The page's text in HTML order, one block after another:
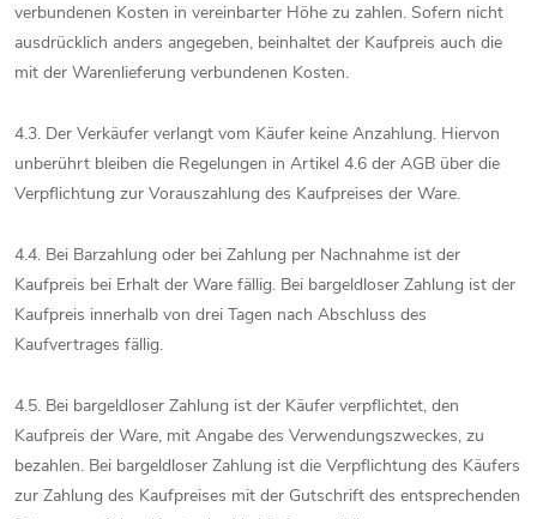
verbundenen Kosten in vereinbarter Höhe zu zahlen. Sofern nicht
ausdrücklich anders angegeben, beinhaltet der Kaufpreis auch die
mit der Warenlieferung verbundenen Kosten.
4.3. Der Verkäufer verlangt vom Käufer keine Anzahlung. Hiervon
unberührt bleiben die Regelungen in Artikel 4.6 der AGB über die
Verpflichtung zur Vorauszahlung des Kaufpreises der Ware.
4.4. Bei Barzahlung oder bei Zahlung per Nachnahme ist der
Kaufpreis bei Erhalt der Ware fällig. Bei bargeldloser Zahlung ist der
Kaufpreis innerhalb von drei Tagen nach Abschluss des
Kaufvertrages fällig.
4.5. Bei bargeldloser Zahlung ist der Käufer verpflichtet, den
Kaufpreis der Ware, mit Angabe des Verwendungszweckes, zu
bezahlen. Bei bargeldloser Zahlung ist die Verpflichtung des Käufers
zur Zahlung des Kaufpreises mit der Gutschrift des entsprechenden